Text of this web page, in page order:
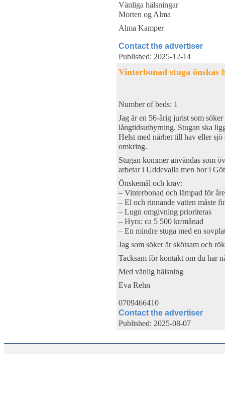
Vänliga hälsningar
Morten og Alma
Alma Kamper
Contact the advertiser
Published: 2025-12-14
Vinterbonad stuga önskas
Number of beds: 1
Jag är en 56-årig jurist som
långtidsuthyrning. Stugan ska
Helst med närhet till hav eller sjö
omkring.
Stugan kommer användas som
arbetar i Uddevalla men bor i
Önskemål och krav:
– Vinterbonad och lämpad för
– El och rinnande vatten måste
– Lugn omgivning prioriteras
– Hyra: ca 5 500 kr/månad
– En mindre stuga med en
Jag som söker är skötsam och
Tacksam för kontakt om du har
Med vänlig hälsning
Eva Rehn
0709466410
Contact the advertiser
Published: 2025-08-07